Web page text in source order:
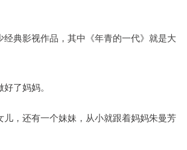
经典影视作品，其中《年青的一代》就是大
了妈妈。
儿，还有一个妹妹，从小就跟着妈妈朱曼芳